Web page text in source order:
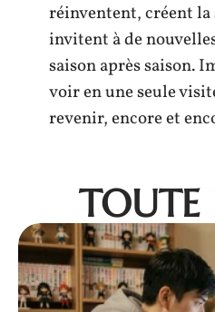
réinventent, créent
invitent à de
saison après saison.
voir en une seule
revenir, encore et
TOUTE